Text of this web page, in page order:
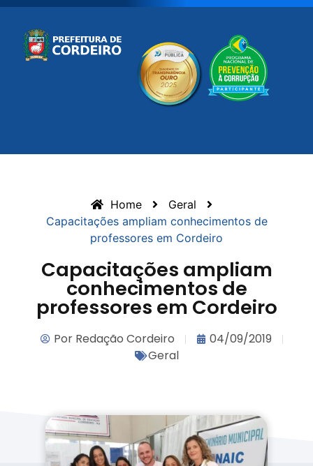
Home
Geral
Capacitações ampliam conhecimentos de
professores em Cordeiro
Capacitações ampliam
conhecimentos de
professores em Cordeiro
Por Redação Cordeiro
04/09/2019
Geral